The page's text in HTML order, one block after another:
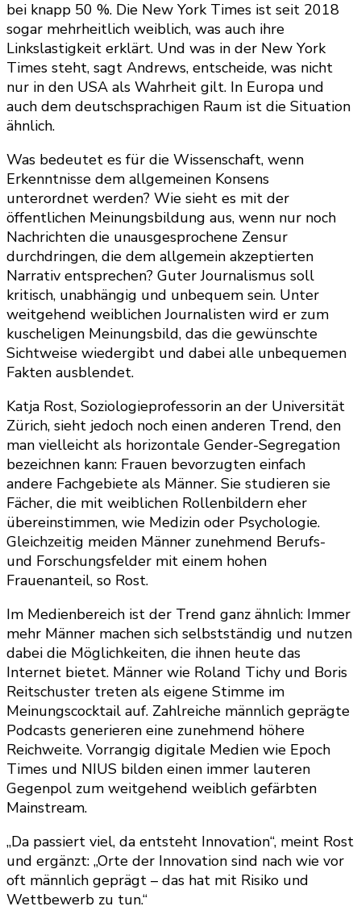
bei knapp 50 %. Die New York Times ist seit 2018
sogar mehrheitlich weiblich, was auch ihre
Linkslastigkeit erklärt. Und was in der New York
Times steht, sagt Andrews, entscheide, was nicht
nur in den USA als Wahrheit gilt. In Europa und
auch dem deutschsprachigen Raum ist die Situation
ähnlich.
Was bedeutet es für die Wissenschaft, wenn
Erkenntnisse dem allgemeinen Konsens
unterordnet werden? Wie sieht es mit der
öffentlichen Meinungsbildung aus, wenn nur noch
Nachrichten die unausgesprochene Zensur
durchdringen, die dem allgemein akzeptierten
Narrativ entsprechen? Guter Journalismus soll
kritisch, unabhängig und unbequem sein. Unter
weitgehend weiblichen Journalisten wird er zum
kuscheligen Meinungsbild, das die gewünschte
Sichtweise wiedergibt und dabei alle unbequemen
Fakten ausblendet.
Katja Rost, Soziologieprofessorin an der Universität
Zürich, sieht jedoch noch einen anderen Trend, den
man vielleicht als horizontale Gender-Segregation
bezeichnen kann: Frauen bevorzugten einfach
andere Fachgebiete als Männer. Sie studieren sie
Fächer, die mit weiblichen Rollenbildern eher
übereinstimmen, wie Medizin oder Psychologie.
Gleichzeitig meiden Männer zunehmend Berufs-
und Forschungsfelder mit einem hohen
Frauenanteil, so Rost.
Im Medienbereich ist der Trend ganz ähnlich: Immer
mehr Männer machen sich selbstständig und nutzen
dabei die Möglichkeiten, die ihnen heute das
Internet bietet. Männer wie Roland Tichy und Boris
Reitschuster treten als eigene Stimme im
Meinungscocktail auf. Zahlreiche männlich geprägte
Podcasts generieren eine zunehmend höhere
Reichweite. Vorrangig digitale Medien wie Epoch
Times und NIUS bilden einen immer lauteren
Gegenpol zum weitgehend weiblich gefärbten
Mainstream.
„Da passiert viel, da entsteht Innovation“, meint Rost
und ergänzt: „Orte der Innovation sind nach wie vor
oft männlich geprägt – das hat mit Risiko und
Wettbewerb zu tun.“